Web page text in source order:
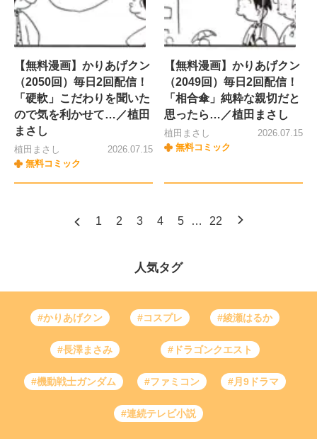
【無料漫画】かりあげクン
（2050回）毎日2回配信！
「硬軟」こだわりを聞いた
ので気を利かせて…／植田
まさし
植田まさし
無料コミック
2026.07.15
【無料漫画】かりあげクン
（2049回）毎日2回配信！
「相合傘」純粋な親切だと
思ったら…／植田まさし
植田まさし
無料コミック
2026.07.15
1 2 3 4 5 … 22
人気タグ
#かりあげクン #コスプレ #綾瀬はるか
#長澤まさみ #ドラゴンクエスト
#機動戦士ガンダム #ファミコン #月9ドラマ
#連続テレビ小説